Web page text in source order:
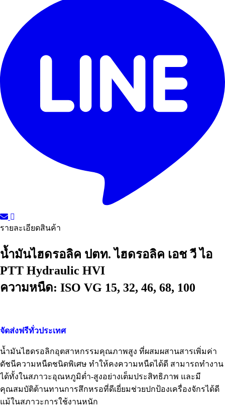
รายละเอียดสินค้า
น้ำมันไฮดรอลิค ปตท. ไฮดรอลิค เอช วี ไอ
PTT Hydraulic HVI
ความหนืด: ISO VG 15, 32, 46, 68, 100
จัดส่งฟรีทั่วประเทศ
น้ำมันไฮดรอลิกอุตสาหกรรมคุณภาพสูง ที่ผสมผสานสารเพิ่มค่า
ดัชนีความหนืดชนิดพิเศษ ทำให้คงความหนืดได้ดี สามารถทำงาน
ได้ทั้งในสภาวะอุณหภูมิต่ำ-สูงอย่างเต็มประสิทธิภาพ และมี
คุณสมบัติต้านทานการสึกหรอที่ดีเยี่ยมช่วยปกป้องเครื่องจักรได้ดี
แม้ในสภาวะการใช้งานหนัก